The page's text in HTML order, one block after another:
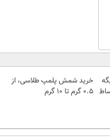
دیگه
خرید شمش پلمپ طلاسی، از
۰.۵ گرم تا ۱۰ گرم